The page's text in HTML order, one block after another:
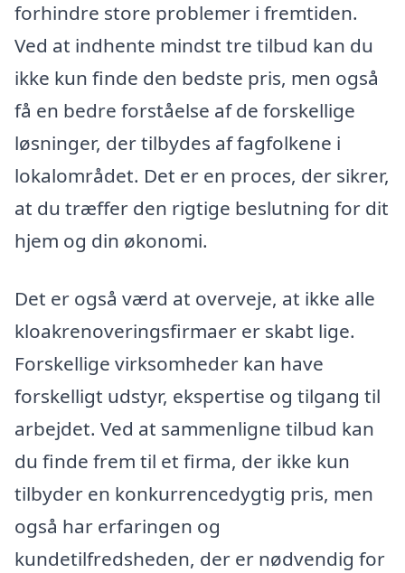
forhindre store problemer i fremtiden.
Ved at indhente mindst tre tilbud kan du
ikke kun finde den bedste pris, men også
få en bedre forståelse af de forskellige
løsninger, der tilbydes af fagfolkene i
lokalområdet. Det er en proces, der sikrer,
at du træffer den rigtige beslutning for dit
hjem og din økonomi.
Det er også værd at overveje, at ikke alle
kloakrenoveringsfirmaer er skabt lige.
Forskellige virksomheder kan have
forskelligt udstyr, ekspertise og tilgang til
arbejdet. Ved at sammenligne tilbud kan
du finde frem til et firma, der ikke kun
tilbyder en konkurrencedygtig pris, men
også har erfaringen og
kundetilfredsheden, der er nødvendig for